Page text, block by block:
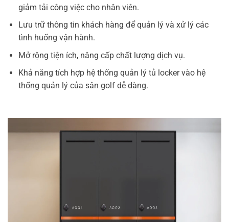
giảm tải công việc cho nhân viên.
Lưu trữ thông tin khách hàng để quản lý và xử lý các
tình huống vận hành.
Mở rộng tiện ích, nâng cấp chất lượng dịch vụ.
Khả năng tích hợp hệ thống quản lý tủ locker vào hệ
thống quản lý của sân golf dễ dàng.